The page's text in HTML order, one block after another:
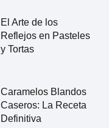
El Arte de los
Reflejos en Pasteles
y Tortas
Caramelos Blandos
Caseros: La Receta
Definitiva